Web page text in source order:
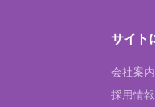
サイト
会社案内
採用情報